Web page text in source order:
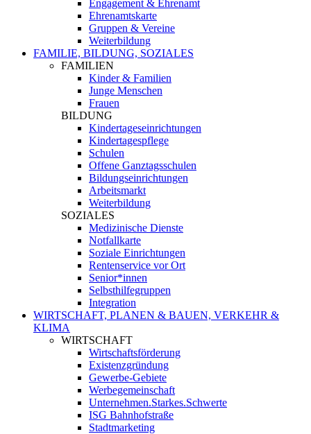
Engagement & Ehrenamt
Ehrenamtskarte
Gruppen & Vereine
Weiterbildung
FAMILIE, BILDUNG, SOZIALES
FAMILIEN
Kinder & Familien
Junge Menschen
Frauen
BILDUNG
Kindertageseinrichtungen
Kindertagespflege
Schulen
Offene Ganztagsschulen
Bildungseinrichtungen
Arbeitsmarkt
Weiterbildung
SOZIALES
Medizinische Dienste
Notfallkarte
Soziale Einrichtungen
Rentenservice vor Ort
Senior*innen
Selbsthilfegruppen
Integration
WIRTSCHAFT, PLANEN & BAUEN, VERKEHR &
KLIMA
WIRTSCHAFT
Wirtschaftsförderung
Existenzgründung
Gewerbe-Gebiete
Werbegemeinschaft
Unternehmen.Starkes.Schwerte
ISG Bahnhofstraße
Stadtmarketing